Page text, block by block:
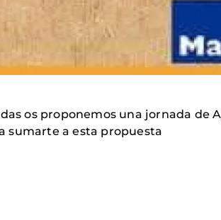
os proponemos una jornada de
sumarte a esta propuesta